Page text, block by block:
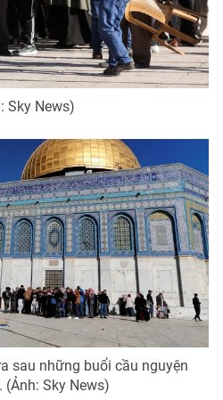
Sky News)
sau những buổi cầu nguyện
(Ảnh: Sky News)